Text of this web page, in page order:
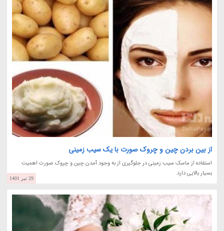
از بین بردن چین و چروک صورت با یک سیب زمینی
استفاده از ماسک سیب زمینی در جلوگیری از به وجود آمدن چین و چروک صورت اهمیت
بسیار بالایی دارد.
29 تیر 1401